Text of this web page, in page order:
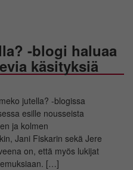
-blogi haluaa
käsityksiä
jutella? -blogissa
esille nousseista
ja kolmen
Jani Fiskarin sekä Jere
on, että myös lukijat
[…]